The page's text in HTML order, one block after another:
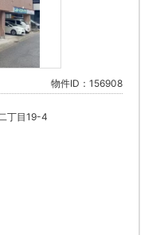
物件ID：156908
丁目19-4